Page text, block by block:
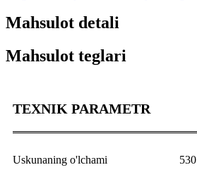
Mahsulot detali
Mahsulot teglari
TEXNIK PARAMETR
Uskunaning o'lchami